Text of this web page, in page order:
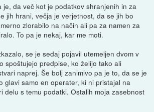
je, da več kot je podatkov shranjenih in za
jih hrani, večja je verjetnost, da se jih bo
zlorabilo na način ali pa za namen za
To pa je nekaj, kar me moti.
se je sedaj pojavil utemeljen dvom v
spoštujejo predpise, ko želijo tako ali
naprej. Še bolj zanimivo pa je to, da se je
glavi samo en operater, ki ni pristajal na
delu s temu podatki. Ostalih moja zasebnost